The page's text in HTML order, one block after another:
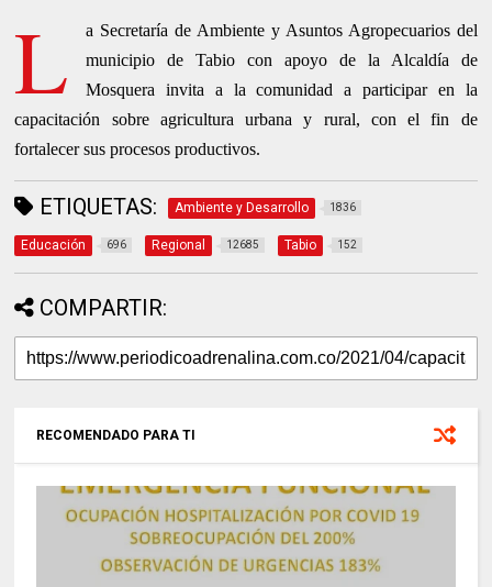
L
a Secretaría de Ambiente y Asuntos Agropecuarios del
municipio de Tabio con apoyo de la Alcaldía de
Mosquera invita a la comunidad a participar en la
capacitación sobre agricultura urbana y rural, con el fin de
fortalecer sus procesos productivos.
ETIQUETAS: Ambiente y Desarrollo 1836
Educación 696 Regional 12685 Tabio 152
COMPARTIR:
RECOMENDADO PARA TI